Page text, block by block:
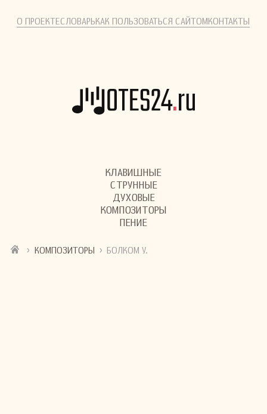
О ПРОЕКТЕСЛОВАРЬКАК ПОЛЬЗОВАТЬСЯ САЙТОМКОНТАКТЫ
КЛАВИШНЫЕ
СТРУННЫЕ
ДУХОВЫЕ
КОМПОЗИТОРЫ
ПЕНИЕ
› КОМПОЗИТОРЫ › БОЛКОМ У.